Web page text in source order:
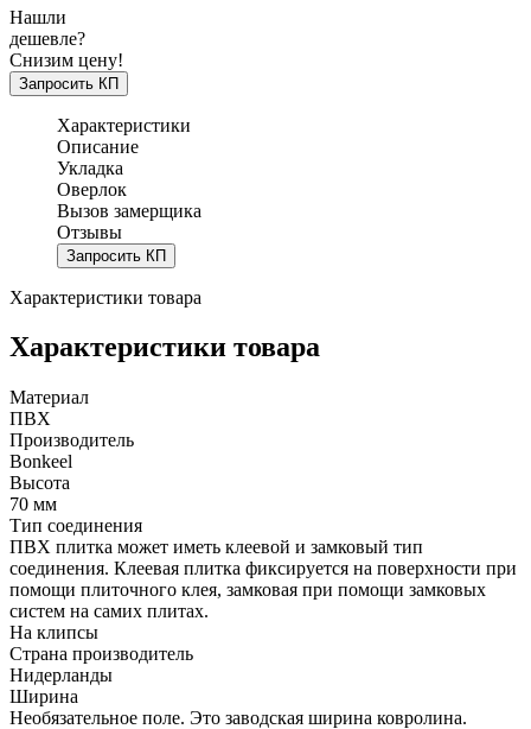
Нашли
дешевле?
Снизим цену!
Запросить КП
Характеристики
Описание
Укладка
Оверлок
Вызов замерщика
Отзывы
Запросить КП
Характеристики товара
Характеристики товара
Материал
ПВХ
Производитель
Bonkeel
Высота
70 мм
Тип соединения
ПВХ плитка может иметь клеевой и замковый тип
соединения. Клеевая плитка фиксируется на поверхности при
помощи плиточного клея, замковая при помощи замковых
систем на самих плитах.
На клипсы
Страна производитель
Нидерланды
Ширина
Необязательное поле. Это заводская ширина ковролина.